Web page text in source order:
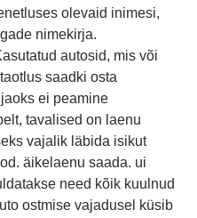
olevaid inimesi,
nimekirja.
autosid, mis või
saadki osta
ei peamine
tavalised on laenu
vajalik läbida isikut
äikelaenu saada. ui
need kõik kuulnud
ostmise vajadusel küsib